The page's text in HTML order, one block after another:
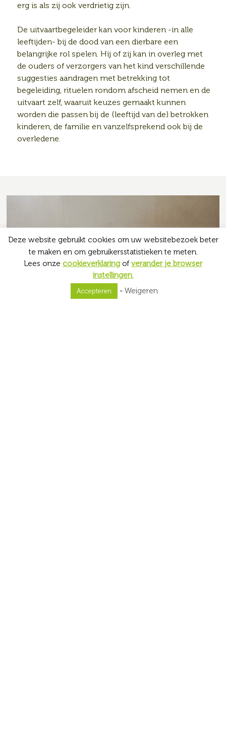
erg is als zij ook verdrietig zijn.
De uitvaartbegeleider kan voor kinderen -in alle
leeftijden- bij de dood van een dierbare een
belangrijke rol spelen. Hij of zij kan in overleg met
de ouders of verzorgers van het kind verschillende
suggesties aandragen met betrekking tot
begeleiding, rituelen rondom afscheid nemen en de
uitvaart zelf, waaruit keuzes gemaakt kunnen
worden die passen bij de (leeftijd van de) betrokken
kinderen, de familie en vanzelfsprekend ook bij de
overledene.
Deze website gebruikt cookies om uw websitebezoek beter
te maken en om gebruikersstatistieken te meten.
Lees onze cookieverklaringof verander je browser
instellingen.
Accepteren - Weigeren